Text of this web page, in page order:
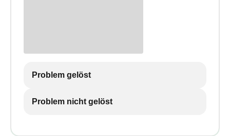
Problem gelöst
Problem nicht gelöst